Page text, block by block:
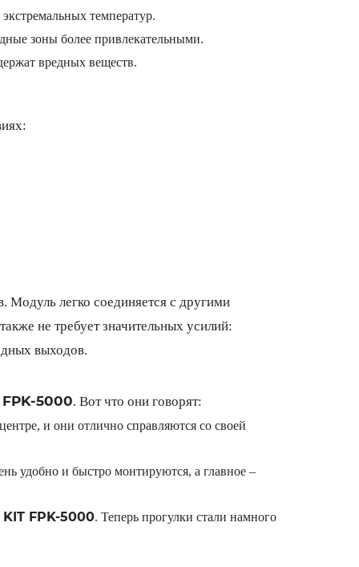
температур.
зоны более привлекательными.
вредных веществ.
Модуль легко соединяется с другими
не требует значительных усилий:
выходов.
FPK-5000. Вот что они говорят:
и они отлично справляются со своей
удобно и быстро монтируются, а главное –
KIT FPK-5000. Теперь прогулки стали намного